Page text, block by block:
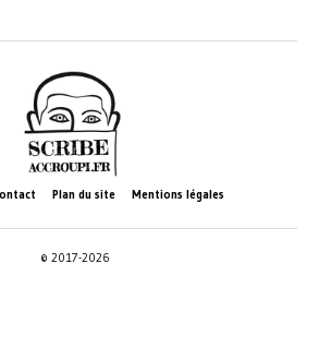
Plan du site Mentions légales
© 2017-2026